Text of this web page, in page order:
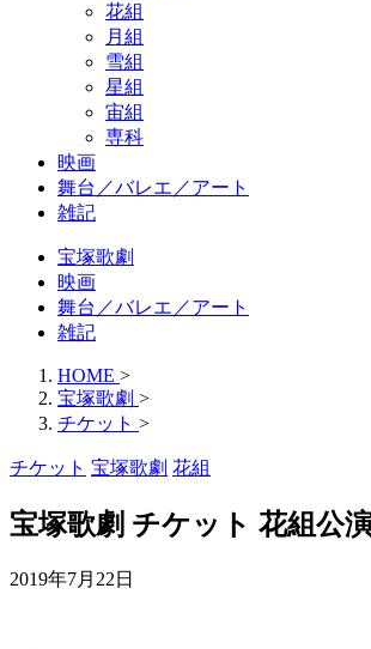
花組
月組
雪組
星組
宙組
専科
映画
舞台／バレエ／アート
雑記
宝塚歌劇
映画
舞台／バレエ／アート
雑記
HOME >
宝塚歌劇 >
チケット >
チケット 宝塚歌劇 花組
宝塚歌劇 チケット 花組公
2019年7月22日